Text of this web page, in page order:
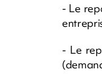
- Le
- Le